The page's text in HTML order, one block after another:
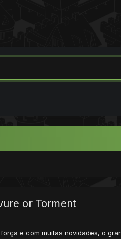
or Torment
e com muitas novidades, o